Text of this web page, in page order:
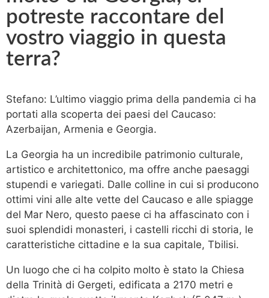
potreste raccontare del
vostro viaggio in questa
terra?
Stefano: L’ultimo viaggio prima della pandemia ci ha
portati alla scoperta dei paesi del Caucaso:
Azerbaijan, Armenia e Georgia.
La Georgia ha un incredibile patrimonio culturale,
artistico e architettonico, ma offre anche paesaggi
stupendi e variegati. Dalle colline in cui si producono
ottimi vini alle alte vette del Caucaso e alle spiagge
del Mar Nero, questo paese ci ha affascinato con i
suoi splendidi monasteri, i castelli ricchi di storia, le
caratteristiche cittadine e la sua capitale, Tbilisi.
Un luogo che ci ha colpito molto è stato la Chiesa
della Trinità di Gergeti, edificata a 2170 metri e